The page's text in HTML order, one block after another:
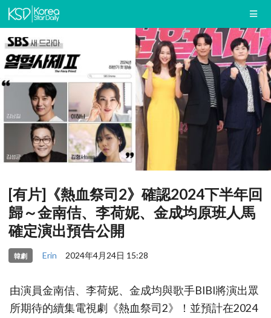
[有片]《熱血祭司2》確認2024下半年回
歸～金南佶、李荷妮、金成均原班人馬
確定演出預告公開
韓劇 Erin 2024年4月24日 15:28
由演員金南佶、李荷妮、金成均與歌手BIBI將演出眾
所期待的續集電視劇《熱血祭司2》！並預計在2024